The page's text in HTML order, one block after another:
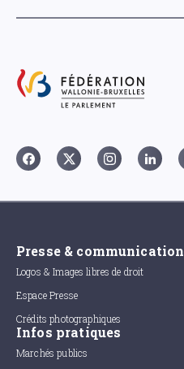
Presse & communication
Logos & Images libres de droit
Espace Presse
Crédits photographiques
Infos pratiques
Marchés publics